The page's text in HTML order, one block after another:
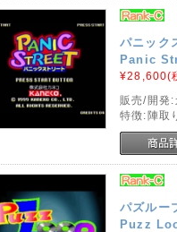
パニック
Panic
¥28,600(
販売/開発:
特徴:陣取
パズルー
Puzz